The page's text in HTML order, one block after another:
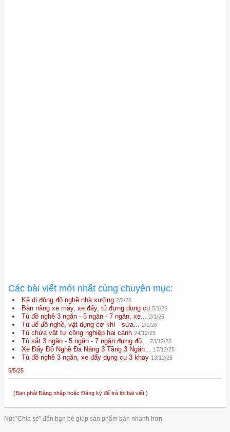
Các bài viết mới nhất cùng chuyên mục:
Kệ di động đồ nghề nhà xưởng 2/2/26
Bàn nâng xe máy, xe đẩy, tủ đựng dụng cụ 5/1/26
Tủ đồ nghề 3 ngăn - 5 ngăn - 7 ngăn, xe... 2/1/26
Tủ để đồ nghề, vật dụng cơ khí - sửa... 2/1/26
Tủ chứa vật tư công nghiệp hai cánh 24/12/25
Tủ sắt 3 ngăn - 5 ngăn - 7 ngăn đựng đồ... 23/12/25
Xe Đẩy Đồ Nghề Đa Năng 3 Tầng 3 Ngăn... 17/12/25
Tủ đồ nghề 3 ngăn, xe đẩy dụng cụ 3 khay 13/12/25
5/5/25
(Bạn phải Đăng nhập hoặc Đăng ký để trả lời bài viết.)
Nút "Chia sẻ" đến bạn bè giúp sản phẩm bán nhanh hơn